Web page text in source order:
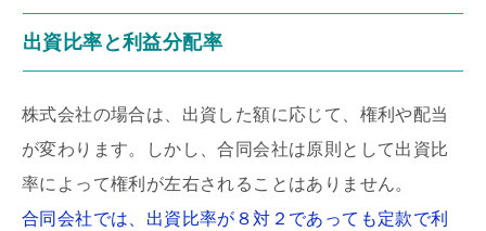
出資比率と利益分配率
株式会社の場合は、出資した額に応じて、権利や配当
が変わります。しかし、合同会社は原則として出資比
率によって権利が左右されることはありません。
合同会社では、出資比率が８対２であっても定款で利